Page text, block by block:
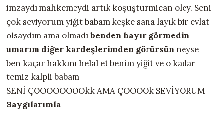
imzaydı mahkemeydi artık koşuşturmican oley. Seni
çok seviyorum yiğit babam keşke sana layık bir evlat
olsaydım ama olmadıbenden hayır görmedin
umarım diğer kardeşlerimden görürsün neyse
ben kaçar hakkını helal et benim yiğit ve o kadar
temiz kalpli babam
SENİ ÇOOOOOOOOkk AMA ÇOOOOk SEVİYORUM
Saygılarımla